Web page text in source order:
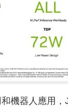
機器人應用，